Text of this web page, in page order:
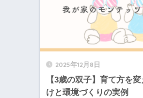
2025年12月8日
【3歳の双子】育て方を
けと環境づくりの実例